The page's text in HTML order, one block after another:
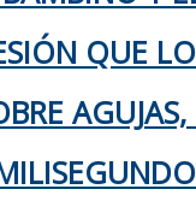
QUE